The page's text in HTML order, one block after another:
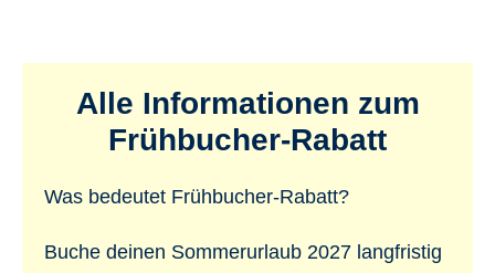
Alle Informationen zum
Frühbucher-Rabatt
Was bedeutet Frühbucher-Rabatt?
Buche deinen Sommerurlaub 2027 langfristig